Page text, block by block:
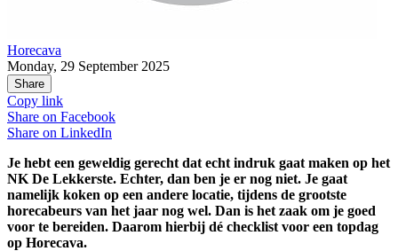
Horecava
Monday, 29 September 2025
Share
Copy link
Share on Facebook
Share on LinkedIn
Je hebt een geweldig gerecht dat echt indruk gaat maken op het
NK De Lekkerste. Echter, dan ben je er nog niet. Je gaat
namelijk koken op een andere locatie, tijdens de grootste
horecabeurs van het jaar nog wel. Dan is het zaak om je goed
voor te bereiden. Daarom hierbij dé checklist voor een topdag
op Horecava.